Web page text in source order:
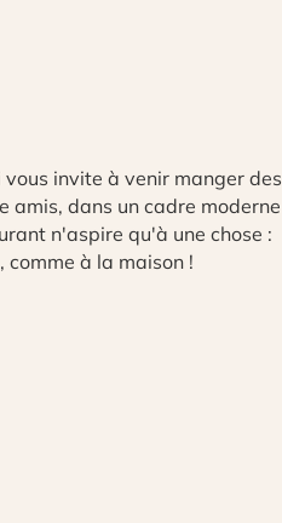
invite à venir manger des
amis, dans un cadre moderne
n'aspire qu'à une chose :
comme à la maison !